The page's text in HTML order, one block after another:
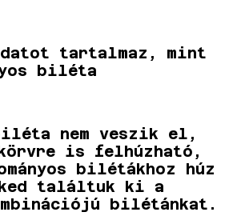
tartalmaz, mint
biléta
nem veszik el,
is felhúzható,
bilétákhoz húz
találtuk ki a
bilétánkat.